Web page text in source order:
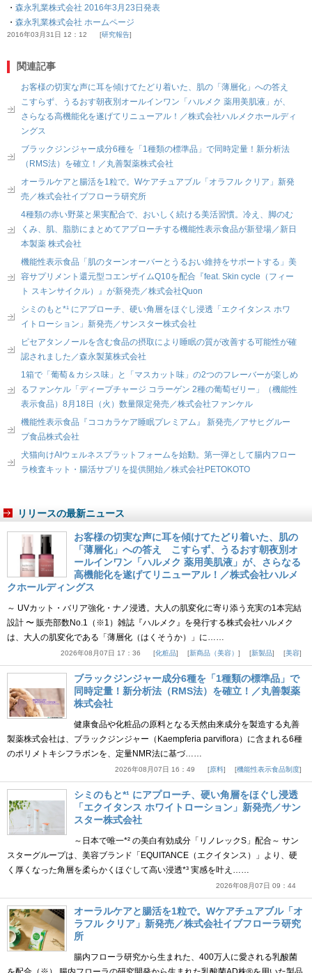
・ 森永乳業株式会社 2016年3月23日発表
・ 森永乳業株式会社 ホームページ
2016年03月31日 12：12 研究報告
関連記事
お客様の切実な声に耳を傾けてたどり着いた、肌の「薄層化」への答え
こすらず、うるおす朝夜別オールインワン「ハルメク 薬用美肌液」が、
さらなる高機能化を遂げてリニューアル！／株式会社ハルメクホールディ
ングス
ブラックジンジャー成分6種を「1種類の標準品」で同時定量！新分析法
（RMS法）を確立！／丸善製薬株式会社
オーラルケアと腸活を1粒で。Wケアチュアブル「オラフル クリア」新発
売／株式会社イブフローラ研究所
4種類の赤い野菜と果実配合で、おいしく続ける美活習慣。冷え、脚のむ
くみ、肌、脂肪にまとめてアプローチする機能性表示食品が新登場／新日
本製薬 株式会社
機能性表示食品「肌のターンオーバーとうるおい維持をサポートする」美
容サプリメント還元型コエンザイムQ10を配合『feat. Skin cycle（フィー
ト スキンサイクル）』が新発売／株式会社Quon
シミのもと*¹ にアプローチ、硬い角層をほぐし浸透「エクイタンス ホワ
イトローション」新発売／サンスター株式会社
ピセアタンノールを含む食品の摂取により睡眠の質が改善する可能性が確
認されました／森永製菓株式会社
1箱で「葡萄＆カシス味」と「マスカット味」の2つのフレーバーが楽しめ
るファンケル「ディープチャージ コラーゲン 2種の葡萄ゼリー」（機能性
表示食品）8月18日（火）数量限定発売／株式会社ファンケル
機能性表示食品『ココカラケア睡眠プレミアム』 新発売／アサヒグルー
プ食品株式会社
犬猫向けAIウェルネスプラットフォームを始動。第一弾として腸内フロー
ラ検査キット・腸活サプリを提供開始／株式会社PETOKOTO
リリースの最新ニュース
お客様の切実な声に耳を傾けてたどり着いた、肌の
「薄層化」への答え こすらず、うるおす朝夜別オ
ールインワン「ハルメク 薬用美肌液」が、さらなる
高機能化を遂げてリニューアル！／株式会社ハルメ
クホールディングス
～ UVカット・バリア強化・ナノ浸透。大人の肌変化に寄り添う充実の1本完結
設計 〜 販売部数No.1（※1）雑誌『ハルメク』を発行する株式会社ハルメク
は、大人の肌変化である「薄層化（はくそうか）」に……
2026年08月07日 17：36 化粧品 新商品（美容） 新製品 美容
ブラックジンジャー成分6種を「1種類の標準品」で
同時定量！新分析法（RMS法）を確立！／丸善製薬
株式会社
健康食品や化粧品の原料となる天然由来成分を製造する丸善
製薬株式会社は、ブラックジンジャー（Kaempferia parviflora）に含まれる6種
のポリメトキシフラボンを、定量NMR法に基づ……
2026年08月07日 16：49 原料 機能性表示食品制度
シミのもと*¹ にアプローチ、硬い角層をほぐし浸透
「エクイタンス ホワイトローション」新発売／サン
スター株式会社
～日本で唯一*² の美白有効成分「リノレックS」配合～ サン
スターグループは、美容ブランド「EQUITANCE（エクイタンス）」より、硬
く厚くなった角層を柔らかくほぐして高い浸透*³ 実感を叶え……
2026年08月07日 09：44
オーラルケアと腸活を1粒で。Wケアチュアブル「オ
ラフル クリア」新発売／株式会社イブフローラ研究
所
腸内フローラ研究から生まれた、400万人に愛される乳酸菌